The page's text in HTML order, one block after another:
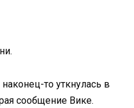
то уткнулась в
сообщение Вике.